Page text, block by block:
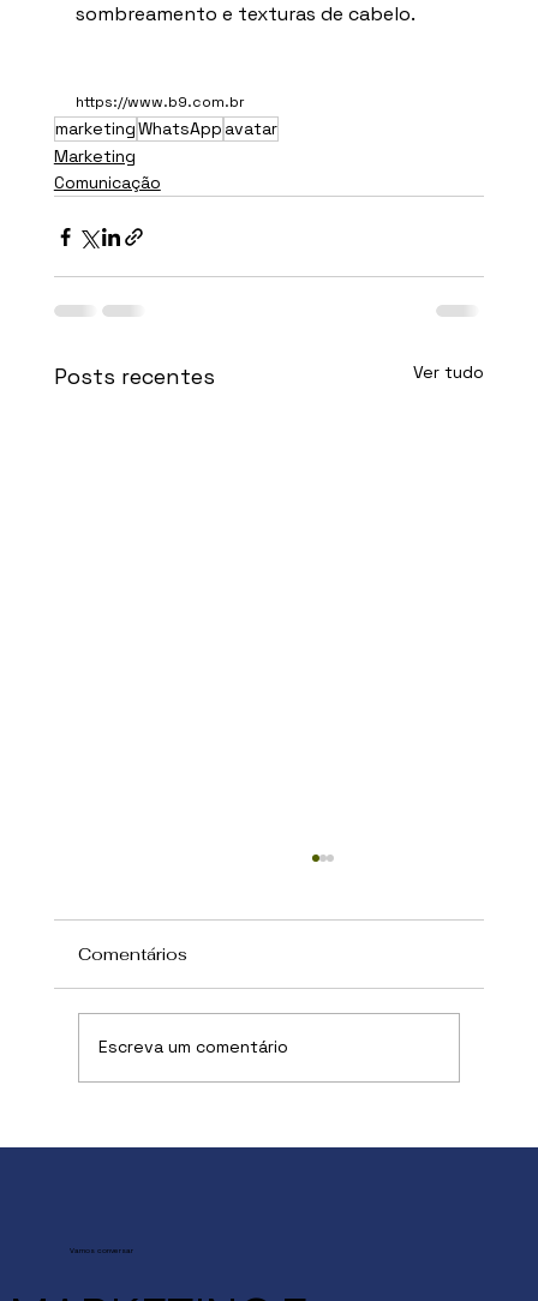
sombreamento e texturas de cabelo.
https://www.b9.com.br
marketingWhatsApp avatar
Marketing
Comunicação
Posts recentes Ver tudo
Comentários
Escreva um comentário
Vamos conversar